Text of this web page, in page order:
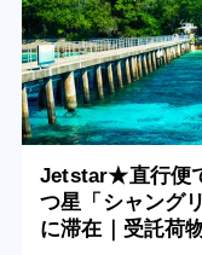
Jetstar★直行便
つ星「シャング
に滞在｜受託荷